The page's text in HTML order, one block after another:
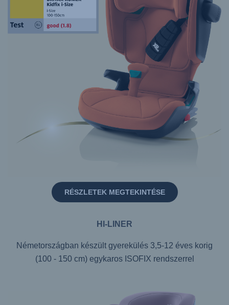
RÉSZLETEK MEGTEKINTÉSE
HI-LINER
Németországban készült gyerekülés 3,5-12 éves korig
(100 - 150 cm) egykaros ISOFIX rendszerrel